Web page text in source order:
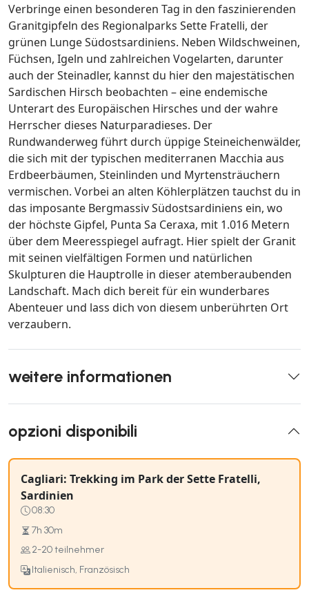
Verbringe einen besonderen Tag in den faszinierenden
Granitgipfeln des Regionalparks Sette Fratelli, der
grünen Lunge Südostsardiniens. Neben Wildschweinen,
Füchsen, Igeln und zahlreichen Vogelarten, darunter
auch der Steinadler, kannst du hier den majestätischen
Sardischen Hirsch beobachten – eine endemische
Unterart des Europäischen Hirsches und der wahre
Herrscher dieses Naturparadieses. Der
Rundwanderweg führt durch üppige Steineichenwälder,
die sich mit der typischen mediterranen Macchia aus
Erdbeerbäumen, Steinlinden und Myrtensträuchern
vermischen. Vorbei an alten Köhlerplätzen tauchst du in
das imposante Bergmassiv Südostsardiniens ein, wo
der höchste Gipfel, Punta Sa Ceraxa, mit 1.016 Metern
über dem Meeresspiegel aufragt. Hier spielt der Granit
mit seinen vielfältigen Formen und natürlichen
Skulpturen die Hauptrolle in dieser atemberaubenden
Landschaft. Mach dich bereit für ein wunderbares
Abenteuer und lass dich von diesem unberührten Ort
verzaubern.
weitere informationen
opzioni disponibili
Cagliari: Trekking im Park der Sette Fratelli,
Sardinien
08:30
7h 30m
2-20 teilnehmer
Italienisch, Französisch